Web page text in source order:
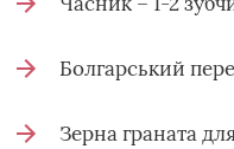
Болгарський
Зерна граната